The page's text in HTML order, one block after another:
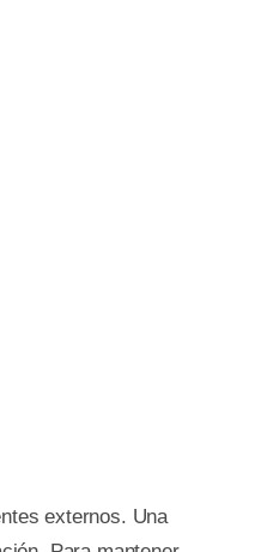
externos. Una